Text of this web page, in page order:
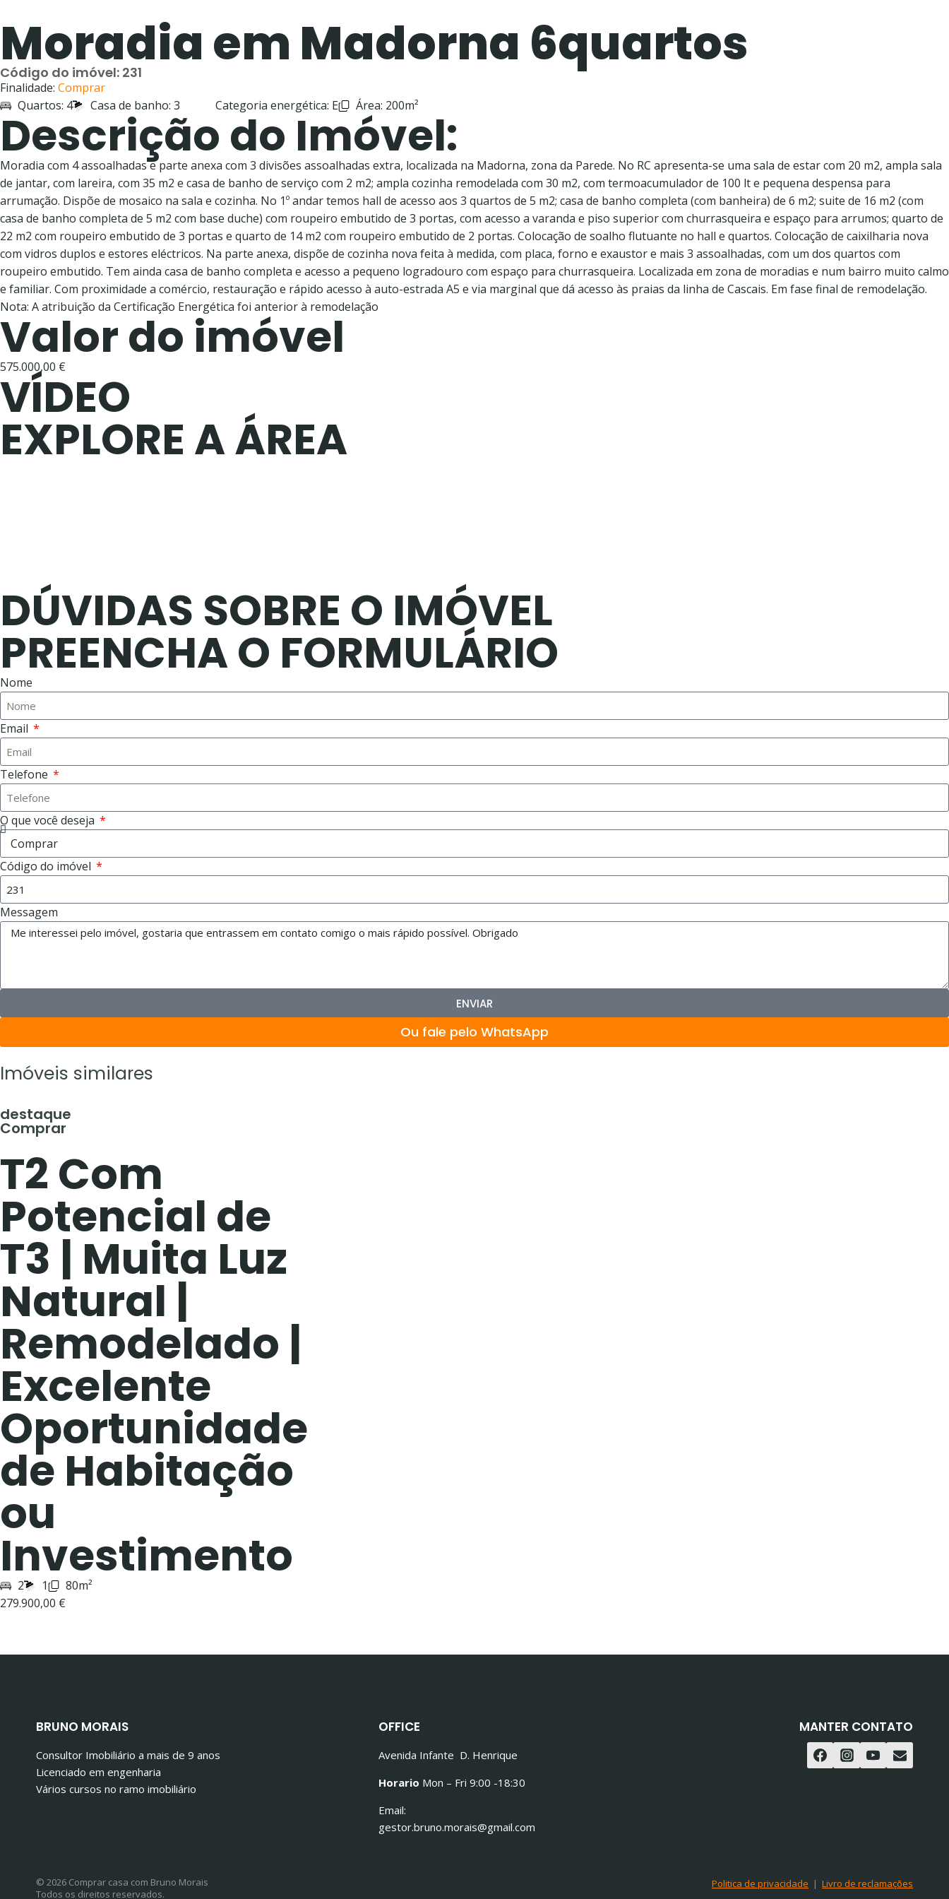
Moradia em Madorna 6quartos
Código do imóvel: 231
Finalidade: Comprar
Quartos: 4
Casa de banho: 3 Categoria energética: E Área: 200m²
Descrição do Imóvel:
Moradia com 4 assoalhadas e parte anexa com 3 divisões assoalhadas extra, localizada na Madorna, zona da Parede. No RC apresenta-se uma sala de estar com 20 m2, ampla sala
de jantar, com lareira, com 35 m2 e casa de banho de serviço com 2 m2; ampla cozinha remodelada com 30 m2, com termoacumulador de 100 lt e pequena despensa para
arrumação. Dispõe de mosaico na sala e cozinha. No 1º andar temos hall de acesso aos 3 quartos de 5 m2; casa de banho completa (com banheira) de 6 m2; suite de 16 m2 (com
casa de banho completa de 5 m2 com base duche) com roupeiro embutido de 3 portas, com acesso a varanda e piso superior com churrasqueira e espaço para arrumos; quarto de
22 m2 com roupeiro embutido de 3 portas e quarto de 14 m2 com roupeiro embutido de 2 portas. Colocação de soalho flutuante no hall e quartos. Colocação de caixilharia nova
com vidros duplos e estores eléctricos. Na parte anexa, dispõe de cozinha nova feita à medida, com placa, forno e exaustor e mais 3 assoalhadas, com um dos quartos com
roupeiro embutido. Tem ainda casa de banho completa e acesso a pequeno logradouro com espaço para churrasqueira. Localizada em zona de moradias e num bairro muito calmo
e familiar. Com proximidade a comércio, restauração e rápido acesso à auto-estrada A5 e via marginal que dá acesso às praias da linha de Cascais. Em fase final de remodelação.
Nota: A atribuição da Certificação Energética foi anterior à remodelação
Valor do imóvel
575.000,00 €
VÍDEO
EXPLORE A ÁREA
DÚVIDAS SOBRE O IMÓVEL
PREENCHA O FORMULÁRIO
Nome
Email
Telefone
O que você deseja
Código do imóvel
Messagem
ENVIAR
Ou fale pelo WhatsApp
Imóveis similares
destaque
Comprar
T2 Com
Potencial de
T3 | Muita Luz
Natural |
Remodelado |
Excelente
Oportunidade
de Habitação
ou
Investimento
2 1
80m²
279.900,00 €
BRUNO MORAIS
Consultor Imobiliário a mais de 9 anos
Licenciado em engenharia
Vários cursos no ramo imobiliário
OFFICE
Avenida Infante D. Henrique
Horario Mon – Fri 9:00 -18:30
Email:
gestor.bruno.morais@gmail.com
MANTER CONTATO
© 2026 Comprar casa com Bruno Morais
Todos os direitos reservados.
Politica de privacidade | Livro de reclamações